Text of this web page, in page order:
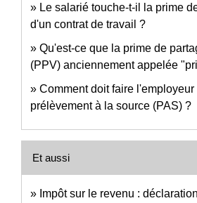
Le salarié touche-t-il la prime
d'un contrat de travail ?
Qu'est-ce que la prime de
(PPV) anciennement appelée
Comment doit faire
prélèvement à la source (PAS) ?
Et aussi
Impôt sur le revenu :